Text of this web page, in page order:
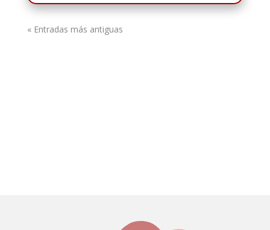
« Entradas más antiguas